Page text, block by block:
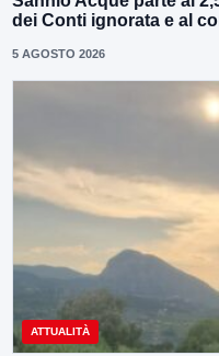
dei Conti ignorata e al
5 AGOSTO 2026
ATTUALITÀ